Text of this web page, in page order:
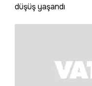
düşüş yaşandı